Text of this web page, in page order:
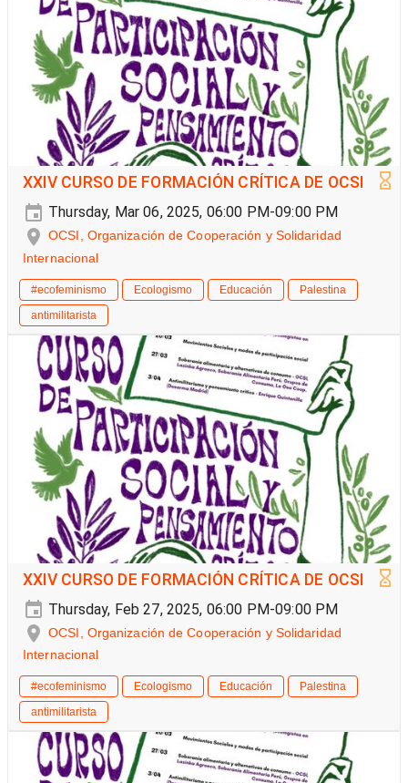
XXIV CURSO DE FORMACIÓN CRÍTICA DE OCSI
Thursday, Mar 06, 2025, 06:00 PM-09:00 PM
OCSI, Organización de Cooperación y Solidaridad
Internacional
#ecofeminismo Ecologismo Educación
Palestina
antimilitarista
XXIV CURSO DE FORMACIÓN CRÍTICA DE OCSI
Thursday, Feb 27, 2025, 06:00 PM-09:00 PM
OCSI, Organización de Cooperación y Solidaridad
Internacional
#ecofeminismo Ecologismo Educación
Palestina
antimilitarista